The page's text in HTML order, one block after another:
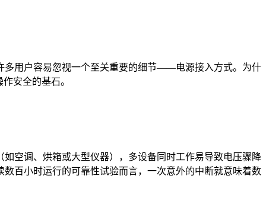
多用户容易忽视一个至关重要的细节——电源接入方式。为什
安全的基石。
空调、烘箱或大型仪器），多设备同时工作易导致电压骤降
百小时运行的可靠性试验而言，一次意外的中断就意味着数